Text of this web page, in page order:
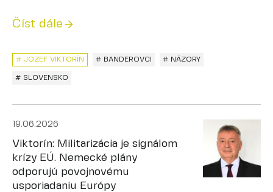
Číst dále
# BANDEROVCI # NÁZORY
# JOZEF VIKTORÍN
# SLOVENSKO
19.06.2026
Viktorín: Militarizácia je signálom
krízy EÚ. Nemecké plány
odporujú povojnovému
usporiadaniu Európy